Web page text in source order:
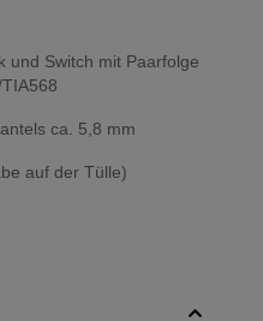
und Switch mit Paarfolge
ca. 5,8 mm
auf der Tülle)